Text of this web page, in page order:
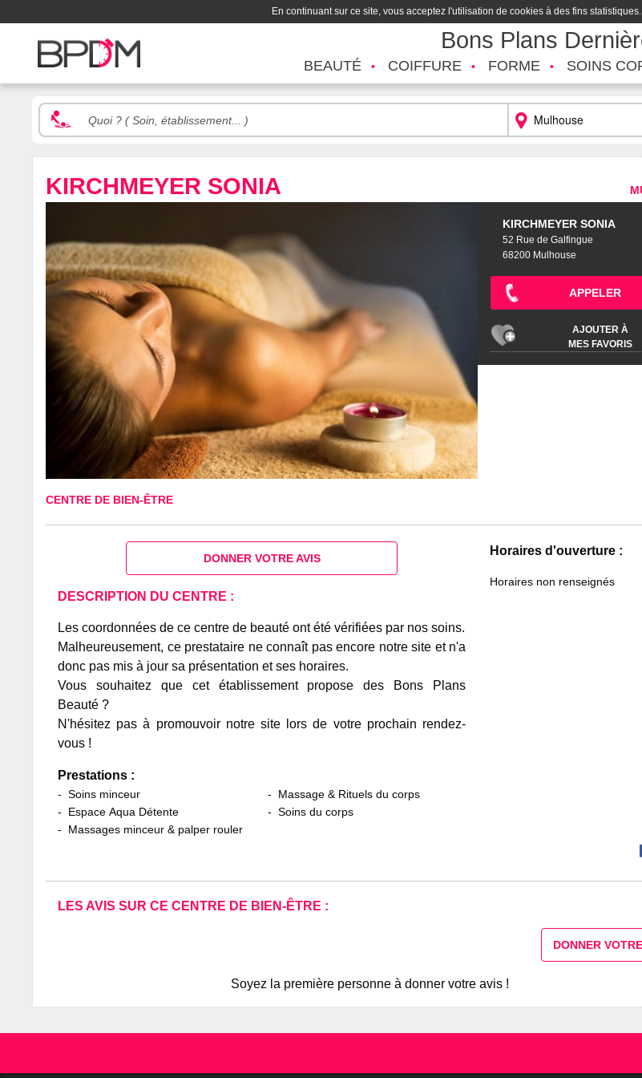
En continuant sur ce site, vous acceptez l'utilisation de cookies à des fins statistiques.
Bons Plans
BEAUTÉ COIFFURE FORME SOINS
KIRCHMEYER SONIA
KIRCHMEYER SONIA
52 Rue de Galfingue
68200 Mulhouse
APPELER
AJOUTER À
MES FAVORIS
CENTRE DE BIEN-ÊTRE
Horaires d'ouverture :
Horaires non renseignés
DONNER VOTRE AVIS
DESCRIPTION DU CENTRE :
Les coordonnées de ce centre de beauté ont été vérifiées par nos soins.
Malheureusement, ce prestataire ne connaît pas encore notre site et n'a
donc pas mis à jour sa présentation et ses horaires.
Vous souhaitez que cet établissement propose des Bons Plans
Beauté ?
N'hésitez pas à promouvoir notre site lors de votre prochain rendez-
vous !
Prestations :
Soins minceur
Espace Aqua Détente
Massages minceur & palper rouler
Massage & Rituels du corps
Soins du corps
LES AVIS SUR CE CENTRE DE BIEN-ÊTRE :
DONNER
Soyez la première personne à donner votre avis !